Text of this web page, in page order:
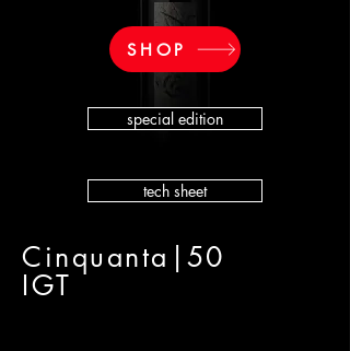
special edition
SHOP
tech sheet
Cinquanta
50
IGT